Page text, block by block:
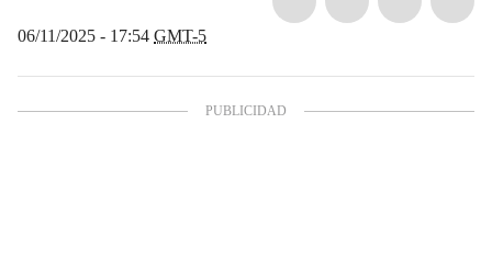
06/11/2025 - 17:54 GMT-5